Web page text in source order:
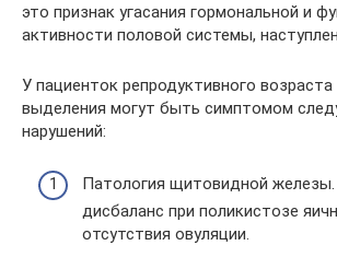
это признак угасания гормональной и
активности половой системы,
У пациенток репродуктивного
выделения могут быть симптомом
нарушений:
Патология щитовидной
дисбаланс при поликистозе
отсутствия овуляции.